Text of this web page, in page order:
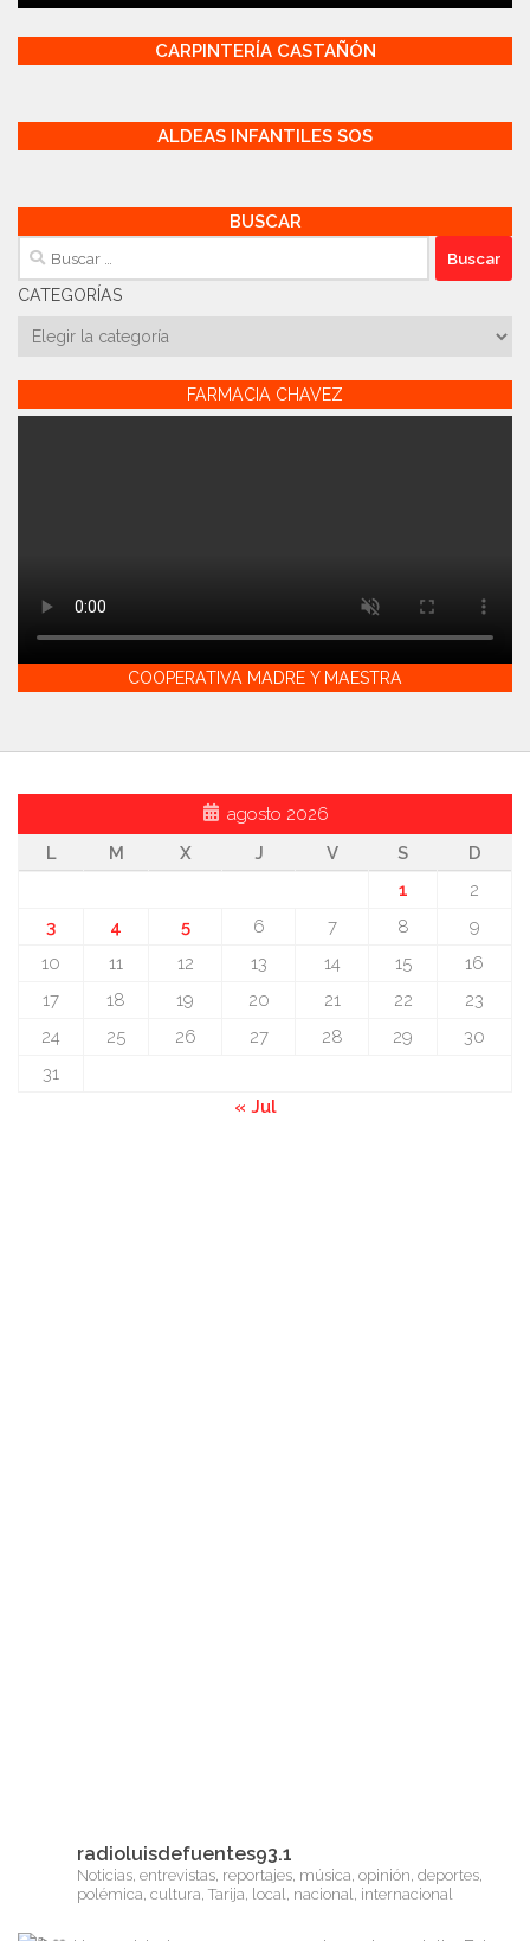
CARPINTERÍA CASTAÑÓN
ALDEAS INFANTILES SOS
BUSCAR
Buscar:
CATEGORÍAS
Categorías
FARMACIA CHAVEZ
COOPERATIVA MADRE Y MAESTRA
agosto 2026
L
M X J V S
D
1
2
3
4 5 6 7 8
9
10
11 12 13 14 15
16
17
18 19 20 21 22
23
24
25 26 27 28 29
30
31
« Jul
radioluisdefuentes93.1
Noticias, entrevistas, reportajes, música, opinión, deportes,
polémica, cultura, Tarija, local, nacional, internacional